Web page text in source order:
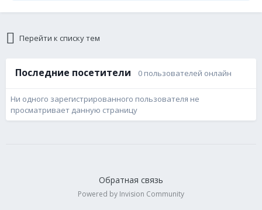
Перейти к списку тем
Последние посетители 0 пользователей онлайн
Ни одного зарегистрированного пользователя не
просматривает данную страницу
Обратная связь
Powered by Invision Community